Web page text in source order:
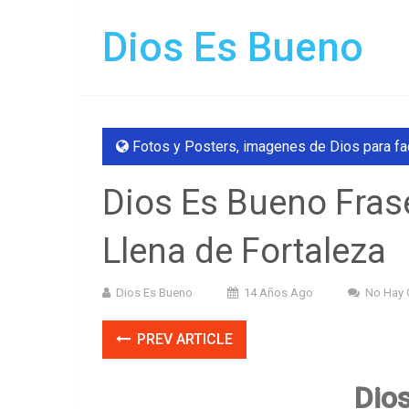
Dios Es Bueno
Fotos y Posters, imagenes de Dios para
Dios Es Bueno
Llena de Fortaleza
Dios Es Bueno 14 Años Ago No Hay
PREV ARTICLE